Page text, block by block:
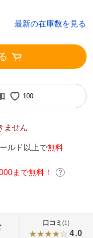
最新の在庫数を見る
100
ません
ルド以上で無料
まで無料！
口コミ (1)
4.0